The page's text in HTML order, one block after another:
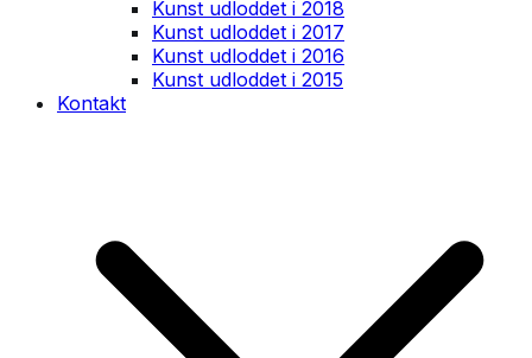
Kunst udloddet i 2018
Kunst udloddet i 2017
Kunst udloddet i 2016
Kunst udloddet i 2015
Kontakt